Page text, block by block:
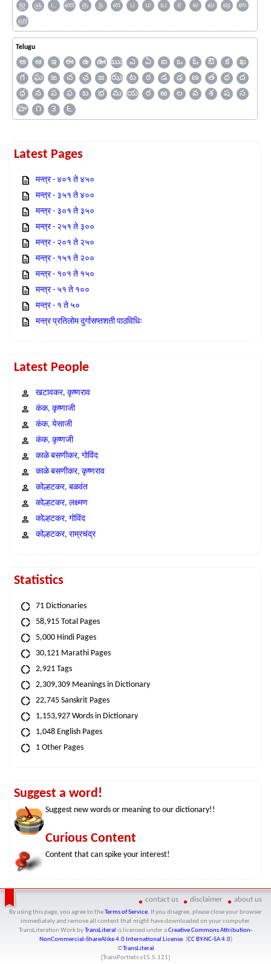
ஜ
ஞ ட ண த ந ன ப ம ய ர ல வ ஷ
ஸ
ஹ
Telugu
అ ఆ ఇ ఈ ఉ ఊ ఋ ఎ ఏ ఐ ఒ ఓ ఔ క
ఖ
గ
ఘ ఙ చ ఛ జ ఝ ట ఠ డ ఢ ణ త థ
ద
ధ
న ప ఫ బ భ మ య ర ఱ ల వ శ ష
స
హ
౧ ౩ ౬
Latest Pages
मन्त्र - ४०१ ते ४५०
मन्त्र - ३५१ ते ४००
मन्त्र - ३०१ ते ३५०
मन्त्र - २५१ ते ३००
मन्त्र - २०१ ते २५०
मन्त्र - १५१ ते २००
मन्त्र - १०१ ते १५०
मन्त्र - ५१ ते १००
मन्त्र - १ ते ५०
मन्त्र प्रतिलोम दुर्गासप्तशती पाठविधिः
Latest People
खटावकर, कृष्णराव
कंक, कृष्णाजी
कंक, येसाजी
कंक, कृष्णजी
काळे बसणीकर, गोविंद
काळे बसणीकर, कृष्णराव
कोल्हटकर, बळवंत
कोल्हटकर, लक्ष्मण
कोल्हटकर, गोविंद
कोल्हटकर, राम्रचंद्र
Statistics
71 Dictionaries
58,915 Total Pages
5,000 Hindi Pages
30,121 Marathi Pages
2,921 Tags
2,309,309 Meanings in Dictionary
22,745 Sanskrit Pages
1,153,927 Words in Dictionary
1,048 English Pages
1 Other Pages
Suggest a word!
Suggest new words or meaning to our dictionary!!
Curious Content
Content that can spike your interest!
contact us disclaimer about us
By using this page, you agree to the Terms of Service. If you disagree, please close your browser
immediately and remove all content that might have downloaded on your computer.
TransLiteration Workby TransLiteral is licensed under aCreative Commons Attribution-
NonCommercial-ShareAlike 4.0 International License. (CC BY-NC-SA 4.0)
©TransLiteral
[TransPortlets v15.5.121